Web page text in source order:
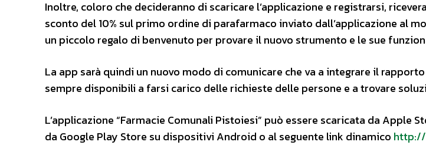
Inoltre, coloro che decideranno di scaricare l’applicazione e registrarsi,
sconto del 10% sul primo ordine di parafarmaco inviato dall’applicazione al
un piccolo regalo di benvenuto per provare il nuovo strumento e le sue
La app sarà quindi un nuovo modo di comunicare che va a integrare il
sempre disponibili a farsi carico delle richieste delle persone e a trovare
L’applicazione “Farmacie Comunali Pistoiesi” può essere scaricata da Apple
da Google Play Store su dispositivi Android o al seguente link dinamico